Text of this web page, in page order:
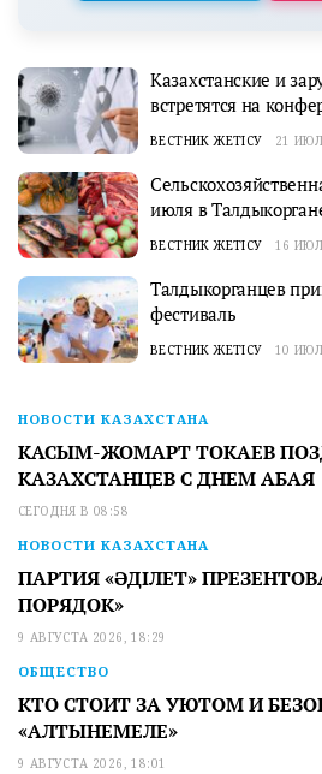
Казахстанские и
встретятся на
ВЕСТНИК ЖЕТІСУ 21
июля в
ВЕСТНИК ЖЕТІСУ 16
Талдыкорганцев
фестиваль
ВЕСТНИК ЖЕТІСУ 10
НОВОСТИ КАЗАХСТАНА
КАСЫМ-ЖОМАРТ ТОКАЕВ
КАЗАХСТАНЦЕВ С ДНЕМ АБАЯ
СЕГОДНЯ В 08:58
НОВОСТИ КАЗАХСТАНА
ПАРТИЯ «ӘДІЛЕТ»
ПОРЯДОК»
9 АВГУСТА 2026, 18:29
ОБЩЕСТВО
КТО СТОИТ ЗА УЮТОМ И
«АЛТЫНЕМЕЛЕ»
9 АВГУСТА 2026, 18:01